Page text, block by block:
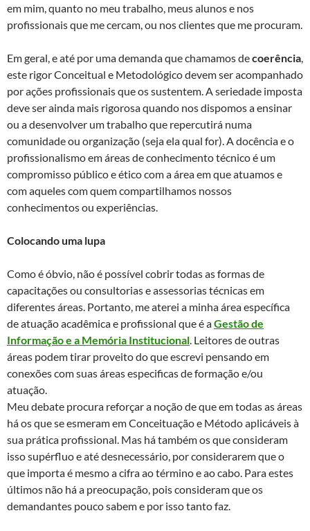
em mim, quanto no meu trabalho, meus alunos e nos
profissionais que me cercam, ou nos clientes que me procuram.
Em geral, e até por uma demanda que chamamos decoerência
este rigor Conceitual e Metodológico devem ser acompanhado
por ações profissionais que os sustentem. A seriedade imposta
deve ser ainda mais rigorosa quando nos dispomos a ensinar
ou a desenvolver um trabalho que repercutirá numa
comunidade ou organização (seja ela qual for). A docência e o
profissionalismo em áreas de conhecimento técnico é um
compromisso público e ético com a área em que atuamos e
com aqueles com quem compartilhamos nossos
conhecimentos ou experiências.
Colocando uma lupa
Como é óbvio, não é possível cobrir todas as formas de
capacitações ou consultorias e assessorias técnicas em
diferentes áreas. Portanto, me aterei a minha área específica
de atuação acadêmica e profissional que é aGestão de
Informação e a Memória Institucional . Leitores de outras
áreas podem tirar proveito do que escrevi pensando em
conexões com suas áreas especificas de formação e/ou
atuação.
Meu debate procura reforçar a noção de que em todas as áreas
há os que se esmeram em Conceituação e Método aplicáveis à
sua prática profissional. Mas há também os que consideram
isso supérfluo e até desnecessário, por considerarem que o
que importa é mesmo a cifra ao término e ao cabo. Para estes
últimos não há a preocupação, pois consideram que os
demandantes pouco sabem e por isso tanto faz.